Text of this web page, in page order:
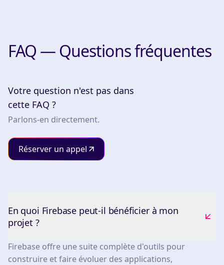
FAQ — Questions fréquentes
Votre question n'est pas dans
cette FAQ ?
Parlons-en directement.
Réserver un appel
En quoi Firebase peut-il bénéficier à mon
projet ?
Firebase offre une suite complète d'outils pour
construire et faire évoluer des applications,